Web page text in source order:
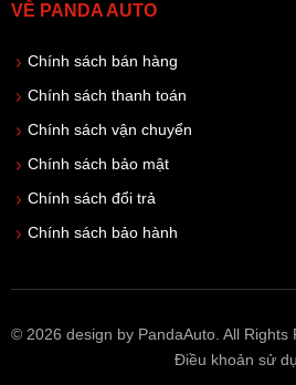
VỀ PANDA AUTO
Chính sách bán hàng
Chính sách thanh toán
Chính sách vận chuyển
Chính sách bảo mật
Chính sách đổi trả
Chính sách bảo hành
© 2026 design by PandaAuto. All Rights
Điều khoản sử